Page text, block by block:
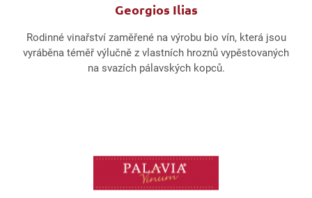
Georgios Ilias
Rodinné vinařství zaměřené na výrobu bio vín, která jsou
vyráběna téměř výlučně z vlastních hroznů vypěstovaných
na svazích pálavských kopců.